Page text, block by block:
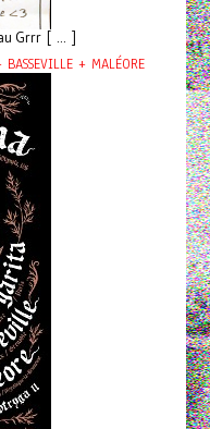
Grrr [ ... ]
+ MALÉORE